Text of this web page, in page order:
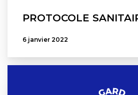
PROTOCOLE
6 janvier 2022